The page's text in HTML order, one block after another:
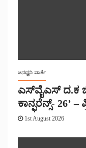
ಜನಧ್ವನಿ ವಾರ್ತೆ
ಎಸ್‌ವೈಎಸ್ ದ.ಕ
ಕಾನ್ಫರೆನ್ಸ್- 26’ –
1st August 2026